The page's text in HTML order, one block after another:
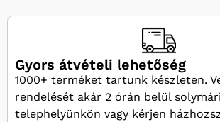
Gyors átvételi lehetőség
1000+ terméket tartunk készleten.
rendelését akár 2 órán belül solymári
telephelyünkön vagy kérjen